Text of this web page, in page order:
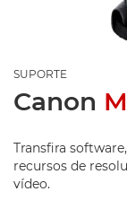
SUPORTE
Canon
Transfira
recursos de
vídeo.